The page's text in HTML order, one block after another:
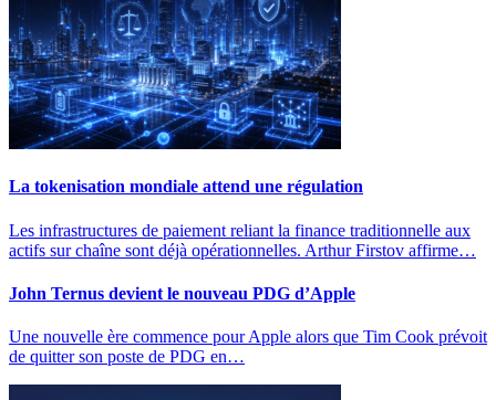
La tokenisation mondiale attend une régulation
Les infrastructures de paiement reliant la finance traditionnelle aux
actifs sur chaîne sont déjà opérationnelles. Arthur Firstov affirme…
John Ternus devient le nouveau PDG d’Apple
Une nouvelle ère commence pour Apple alors que Tim Cook prévoit
de quitter son poste de PDG en…